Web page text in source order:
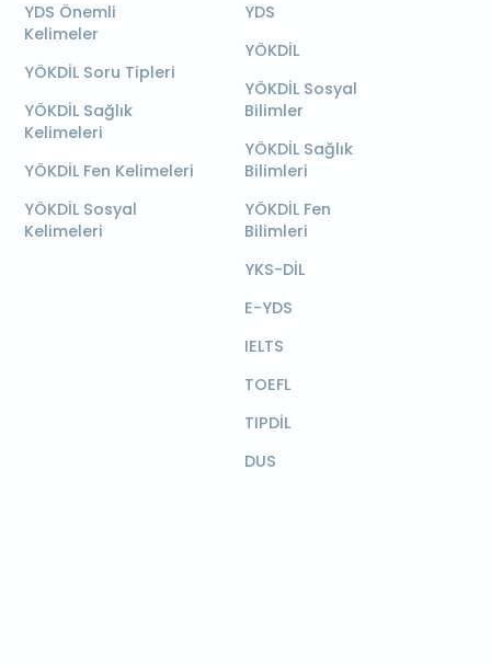
YDS Önemli
Kelimeler
YÖKDİL Soru Tipleri
YÖKDİL Sağlık
Kelimeleri
YÖKDİL Fen Kelimeleri
YÖKDİL Sosyal
Kelimeleri
YDS
YÖKDİL
YÖKDİL Sosyal
Bilimler
YÖKDİL Sağlık
Bilimleri
YÖKDİL Fen
Bilimleri
YKS-DİL
E-YDS
IELTS
TOEFL
TIPDİL
DUS